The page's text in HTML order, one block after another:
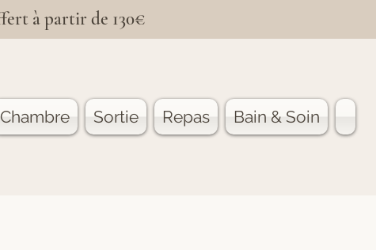
à partir de 130€
Chambre Sortie Repas Bain & Soin